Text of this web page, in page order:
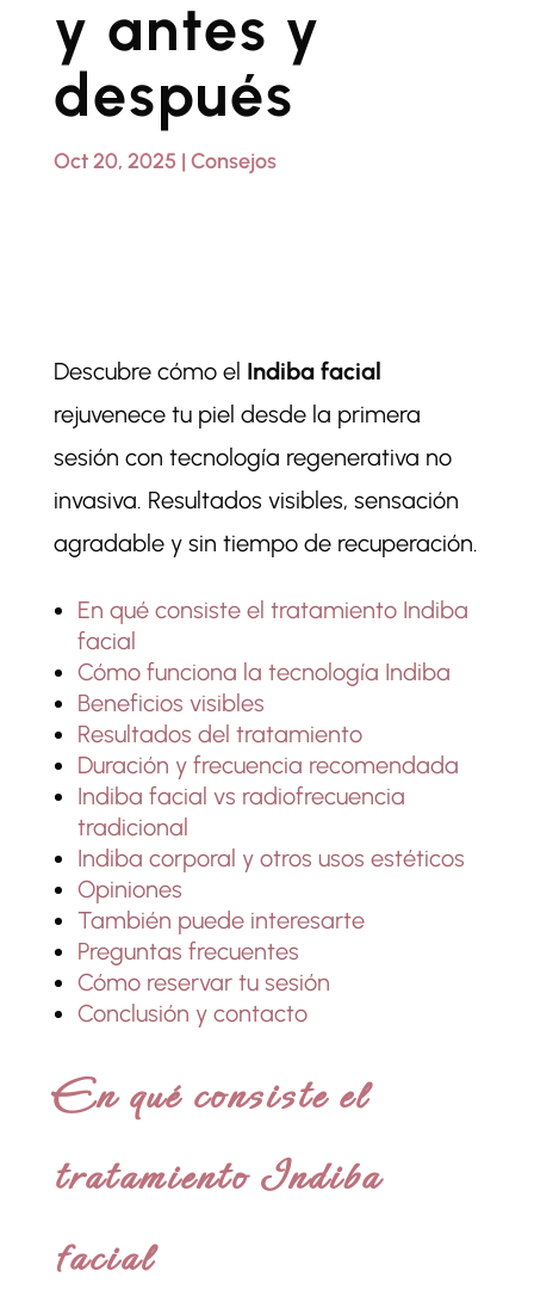
y antes y
después
Oct 20, 2025 | Consejos
Descubre cómo el Indiba facial
rejuvenece tu piel desde la primera
sesión con tecnología regenerativa no
invasiva. Resultados visibles, sensación
agradable y sin tiempo de recuperación.
En qué consiste el tratamiento Indiba
facial
Cómo funciona la tecnología Indiba
Beneficios visibles
Resultados del tratamiento
Duración y frecuencia recomendada
Indiba facial vs radiofrecuencia
tradicional
Indiba corporal y otros usos estéticos
Opiniones
También puede interesarte
Preguntas frecuentes
Cómo reservar tu sesión
Conclusión y contacto
En qué consiste el
tratamiento Indiba
facial